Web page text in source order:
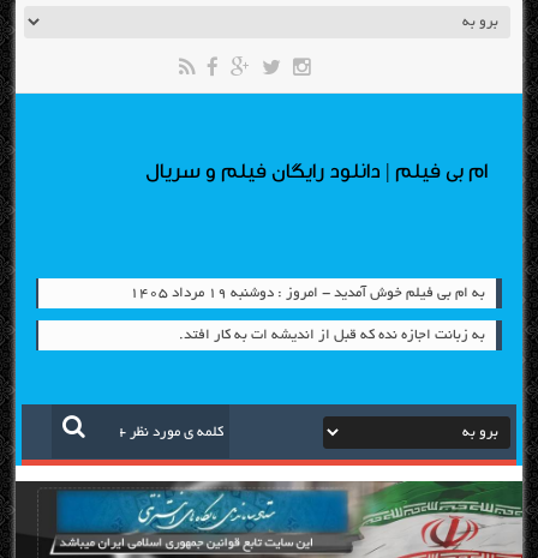
ام بی فیلم | دانلود رایگان فیلم و سریال
به ام بی فیلم خوش آمدید - امروز : دوشنبه ۱۹ مرداد ۱۴۰۵
به زبانت اجازه نده که قبل از اندیشه ات به کار افتد.